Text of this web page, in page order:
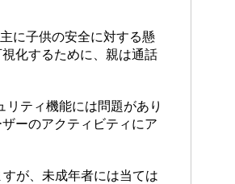
に子供の安全に対する懸
化するために、親は通話
ティ機能には問題があり
ーのアクティビティにア
が、未成年者には当ては